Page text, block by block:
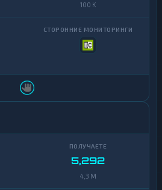
100 K
5,292
4,3 M